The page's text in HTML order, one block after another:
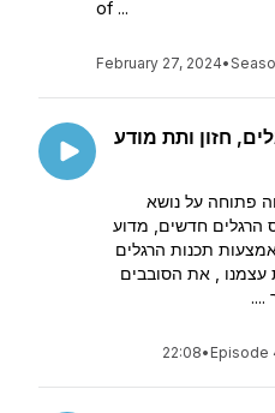
of ...
February 27, 2024•
חזון ותת מודע
פתוחה על נושא
הרגלים חדשים, מדוע
תכנות הרגלים
עצמנו , את הסובבים
....
Episode
•
22:08